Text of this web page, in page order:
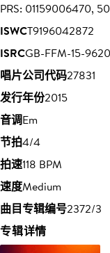
PRS: 01159006470,
ISWCT9196042872
ISRCGB-FFM-15-
唱片公司代码27831
发行年份2015
音调Em
节拍4/4
拍速118 BPM
速度Medium
曲目专辑编号2372/3
专辑详情